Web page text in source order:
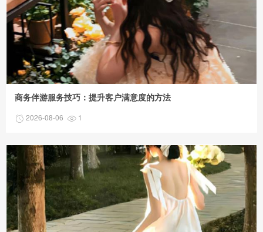
商务伴游服务技巧：提升客户满意度的方法
2026-08-06 1